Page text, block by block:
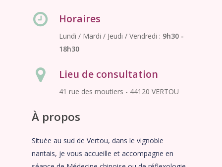
Horaires
Lundi / Mardi / Jeudi / Vendredi : 9h30 -
18h30
Lieu de consultation
41 rue des moutiers - 44120 VERTOU
À propos
Située au sud de Vertou, dans le vignoble
nantais, je vous accueille et accompagne en